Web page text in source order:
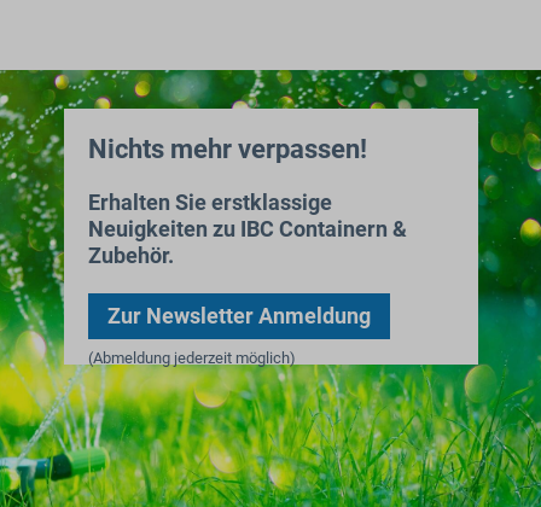
Nichts mehr verpassen!
Erhalten Sie erstklassige
Neuigkeiten zu IBC Containern &
Zubehör.
Zur Newsletter Anmeldung
(Abmeldung jederzeit möglich)